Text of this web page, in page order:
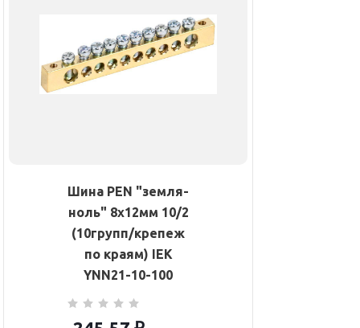
Шина PEN "земля-
ноль" 8х12мм 10/2
(10групп/крепеж
по краям) IEK
YNN21-10-100